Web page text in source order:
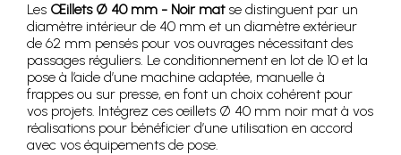
Les Œillets Ø 40 mm - Noir matse distinguent par un
diamètre intérieur de 40 mm et un diamètre extérieur
de 62 mm pensés pour vos ouvrages nécessitant des
passages réguliers. Le conditionnement en lot de 10 et la
pose à l’aide d’une machine adaptée, manuelle à
frappes ou sur presse, en font un choix cohérent pour
vos projets. Intégrez ces œillets Ø 40 mm noir mat à vos
réalisations pour bénéficier d’une utilisation en accord
avec vos équipements de pose.